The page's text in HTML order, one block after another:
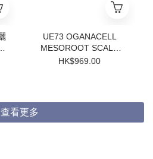
UE73 OGANACELL
MESOROOT SCALP
AMPOULE 6ml*6EA 奧
HK$969.00
查看更多